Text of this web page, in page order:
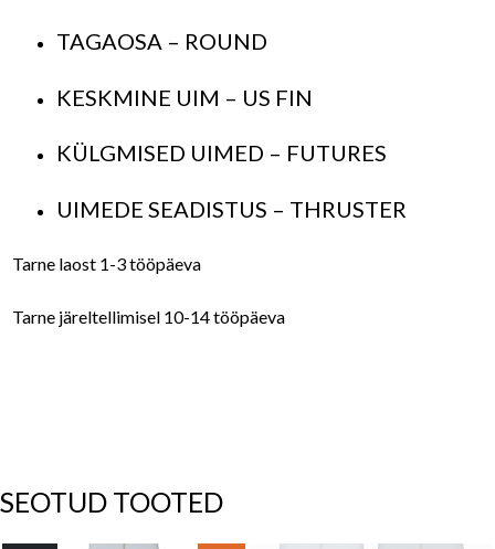
TAGAOSA – ROUND
KESKMINE UIM – US FIN
KÜLGMISED UIMED – FUTURES
UIMEDE SEADISTUS – THRUSTER
Tarne laost 1-3 tööpäeva
Tarne järeltellimisel 10-14 tööpäeva
SEOTUD TOOTED